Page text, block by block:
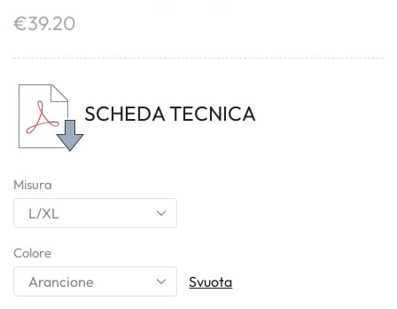
€39.20
SCHEDA TECNICA
Misura
Colore
Svuota